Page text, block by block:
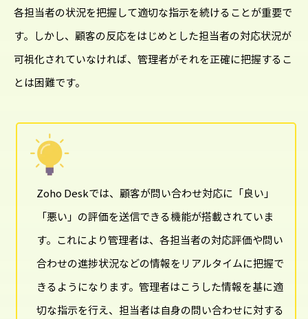
各担当者の状況を把握して適切な指示を続けることが重要で
す。しかし、顧客の反応をはじめとした担当者の対応状況が
可視化されていなければ、管理者がそれを正確に把握するこ
とは困難です。
Zoho Deskでは、顧客が問い合わせ対応に「良い」
「悪い」の評価を送信できる機能が搭載されていま
す。これにより管理者は、各担当者の対応評価や問い
合わせの進捗状況などの情報をリアルタイムに把握で
きるようになります。管理者はこうした情報を基に適
切な指示を行え、担当者は自身の問い合わせに対する